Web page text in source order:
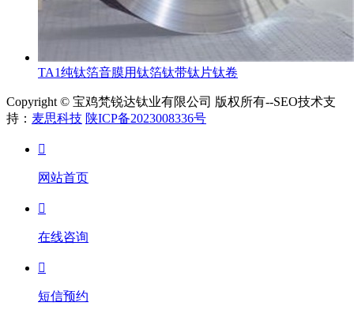
TA1纯钛箔音膜用钛箔钛带钛片钛卷
Copyright © 宝鸡梵锐达钛业有限公司 版权所有--SEO技术支
持： 麦思科技 陕ICP备2023008336号

网站首页

在线咨询

短信预约